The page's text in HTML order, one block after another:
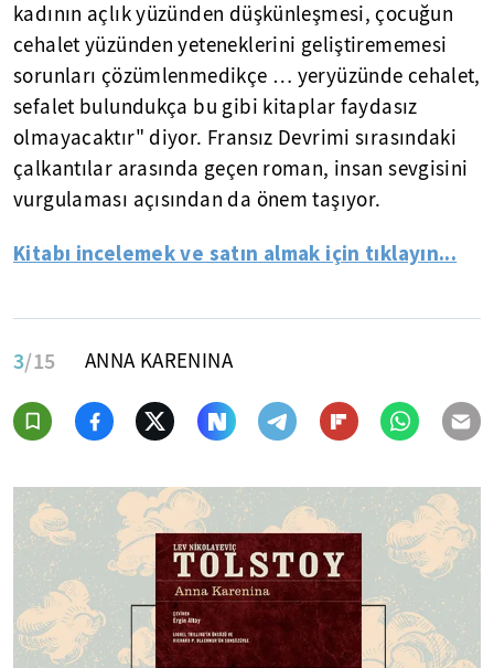
kadının açlık yüzünden düşkünleşmesi, çocuğun
cehalet yüzünden yeteneklerini geliştirememesi
sorunları çözümlenmedikçe … yeryüzünde cehalet,
sefalet bulundukça bu gibi kitaplar faydasız
olmayacaktır" diyor. Fransız Devrimi sırasındaki
çalkantılar arasında geçen roman, insan sevgisini
vurgulaması açısından da önem taşıyor.
Kitabı incelemek ve satın almak için tıklayın...
3/15 ANNA KARENINA